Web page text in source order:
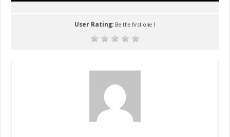
User Rating: Be the first one !